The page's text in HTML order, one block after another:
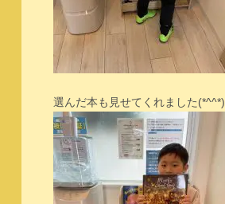
選んだ本も見せてくれました(*^^*)